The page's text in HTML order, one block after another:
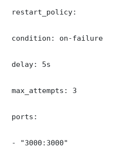
restart_policy:
condition: on-failure
delay: 5s
max_attempts: 3
ports:
- "3000:3000"